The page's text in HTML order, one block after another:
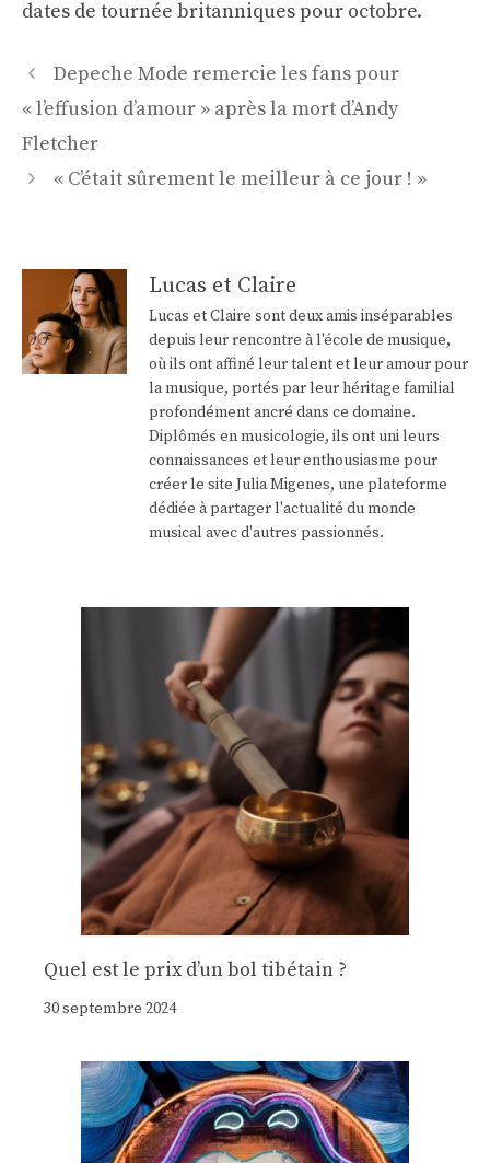
dates de tournée britanniques pour octobre.
Navigation
des
articles
Depeche Mode remercie les fans pour
« l’effusion d’amour » après la mort d’Andy
Fletcher
« C’était sûrement le meilleur à ce jour ! »
Lucas et Claire
Lucas et Claire sont deux amis inséparables
depuis leur rencontre à l'école de musique,
où ils ont affiné leur talent et leur amour pour
la musique, portés par leur héritage familial
profondément ancré dans ce domaine.
Diplômés en musicologie, ils ont uni leurs
connaissances et leur enthousiasme pour
créer le site Julia Migenes, une plateforme
dédiée à partager l'actualité du monde
musical avec d'autres passionnés.
Quel est le prix d’un bol tibétain ?
30 septembre 2024